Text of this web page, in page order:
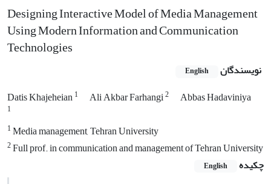
Designing Interactive Model of Media Management
Using Modern Information and Communication
Technologies
نویسندگان English
Datis Khajeheian1 Ali Akbar Farhangi2 Abbas Hadaviniya
1
1Media management, Tehran University
2Full prof. in communication and management of Tehran University
چکیده
English